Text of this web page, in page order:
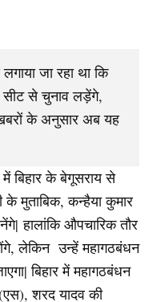
जा रहा था कि
सीट से चुनाव लड़ेंगे,
के अनुसार अब यह
बिहार के बेगूसराय से
के मुताबिक, कन्हैया कुमार
हालांकि औपचारिक तौर
लेकिन उन्हें महागठबंधन
बिहार में महागठबंधन
शरद यादव की